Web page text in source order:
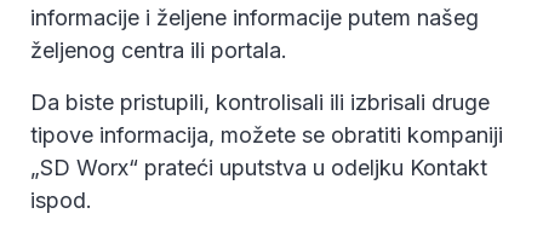
informacije i željene informacije putem našeg
željenog centra ili portala.
Da biste pristupili, kontrolisali ili izbrisali druge
tipove informacija, možete se obratiti kompaniji
„SD Worx“ prateći uputstva u odeljku Kontakt
ispod.